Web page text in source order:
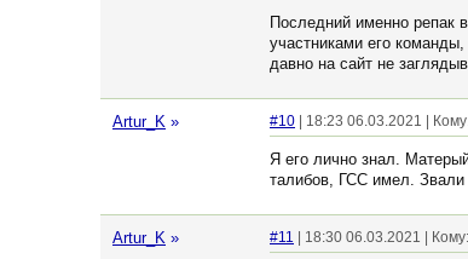
Последний именно репак
участниками его
давно на сайт не
Artur_K » #10 | 18:23 06.03.2021 |
Я его лично знал.
талибов, ГСС имел. Звали
Artur_K » #11 | 18:30 06.03.2021 | Кому: